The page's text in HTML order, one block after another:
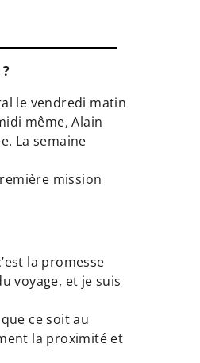
le vendredi matin
même, Alain
La semaine
mission
la promesse
voyage, et je suis
ce soit au
la proximité et